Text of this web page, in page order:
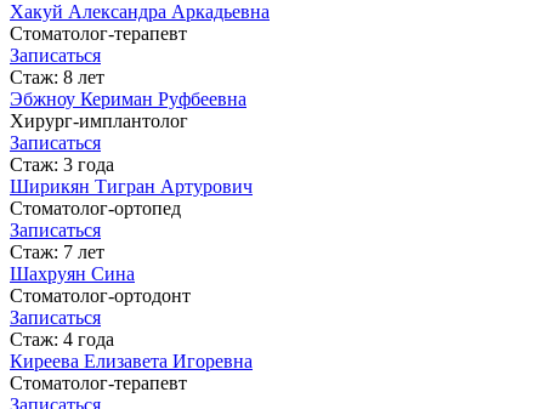
Хакуй Александра Аркадьевна
Cтоматолог-терапевт
Записаться
Стаж: 8 лет
Эбжноу Кериман Руфбеевна
Хирург-имплантолог
Записаться
Стаж: 3 года
Ширикян Тигран Артурович
Стоматолог-ортопед
Записаться
Стаж: 7 лет
Шахруян Сина
Cтоматолог-ортодонт
Записаться
Стаж: 4 года
Киреева Елизавета Игоревна
Cтоматолог-терапевт